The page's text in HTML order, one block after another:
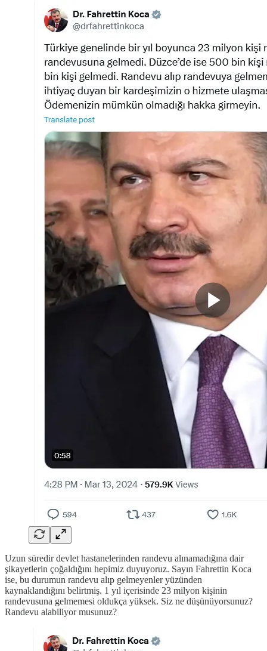
Uzun süredir devlet hastanelerinden randevu alınamadığına dair
şikayetlerin çoğaldığını hepimiz duyuyoruz. Sayın Fahrettin Koca
ise, bu durumun randevu alıp gelmeyenler yüzünden
kaynaklandığını belirtmiş. 1 yıl içerisinde 23 milyon kişinin
randevusuna gelmemesi oldukça yüksek. Siz ne düşünüyorsunuz?
Randevu alabiliyor musunuz?